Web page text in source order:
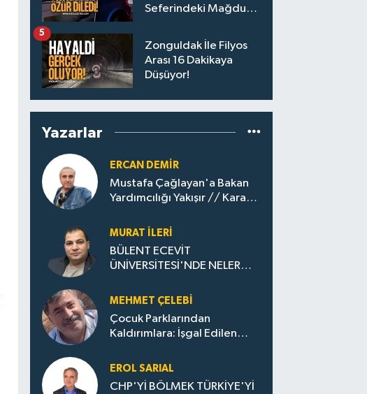
Seferindeki Mağdur
Zonguldak İle Filyos
Arası 16 Dakikaya
Düşüyor!
5
Yazarlar
ERCAN DEMIR
Mustafa Çağlayan'a Bakan
Yardımcılığı Yakışır // ​Kara
Zonguldak'ın Dönüşümü..
MURAT İLERI
BÜLENT ECEVİT
ÜNİVERSİTESİ'NDE NELER
MEHMET ÇELEBI
Çocuk Parklarından
Kaldırımlara: İşgal Edilen
Evler Çöp Dolu
EROL SARIAL
CHP'Yİ BÖLMEK TÜRKİYE'Yİ